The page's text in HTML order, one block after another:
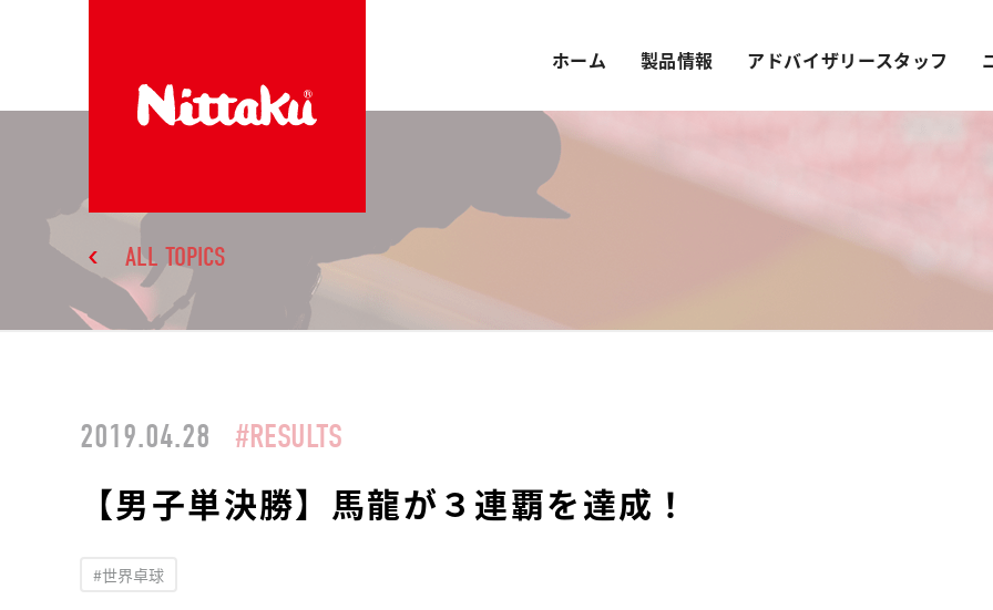
ホーム 製品情報 アドバイザリースタッフ
ALL TOPICS
2019.04.28 #RESULTS
【男子単決勝】馬龍が３連覇を達成！
#世界卓球